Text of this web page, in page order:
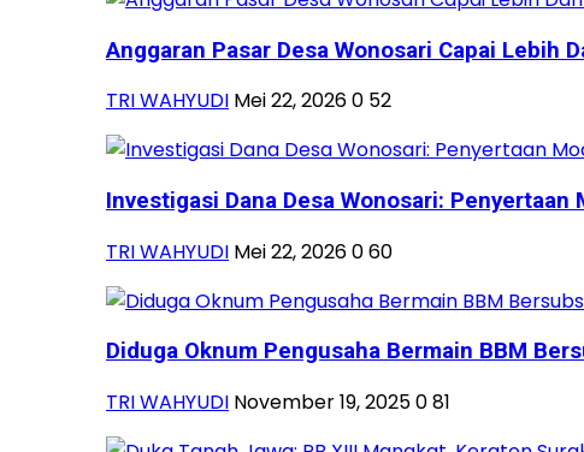
Anggaran Pasar Desa Wonosari Capai Lebih
TRI WAHYUDI Mei 22, 20260 52
Investigasi Dana Desa Wonosari: Penyertaan
TRI WAHYUDI Mei 22, 2026060
Diduga Oknum Pengusaha Bermain BBM
TRI WAHYUDI November 19, 2025081